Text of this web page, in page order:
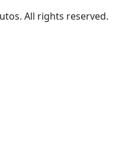
All rights reserved.